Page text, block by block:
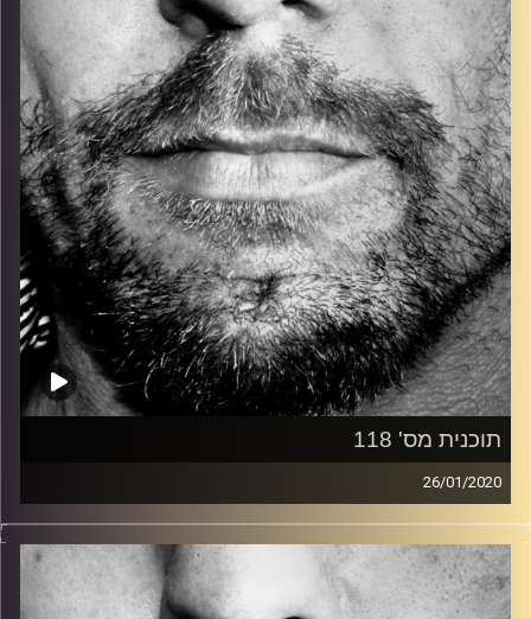
קרדיט תמונות: David Goehring
תוכנית מס' 118
26/01/2020
זיפים, מוזיקה מחוספסת של הופעות חיות. הרבה ג'אם, רוק,
בלוז, bluegrass, ג'אז, Fאנק, פרוגרסיב ואפילו אלקטרוניקה.
כל מה שחי, אמיתי ונושם.
עם שמוליק רגב.